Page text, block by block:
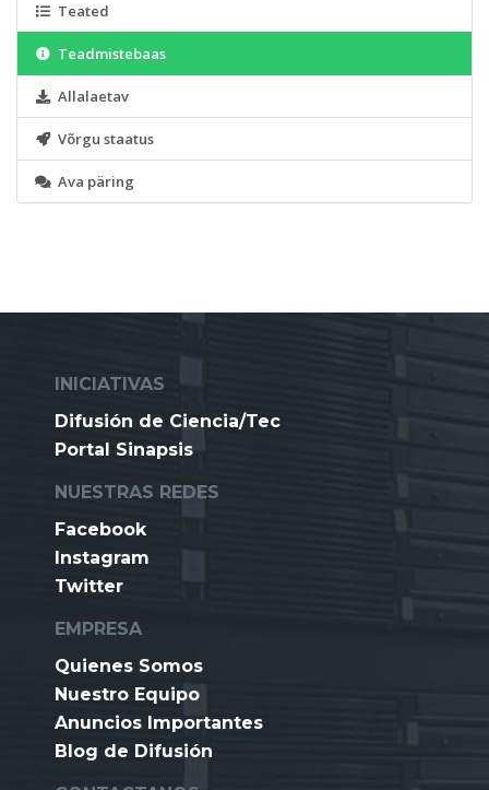
Teated
Teadmistebaas
Allalaetav
Võrgu staatus
Ava päring
INICIATIVAS
Difusión de Ciencia/Tec
Portal Sinapsis
NUESTRAS REDES
Facebook
Instagram
Twitter
EMPRESA
Quienes Somos
Nuestro Equipo
Anuncios Importantes
Blog de Difusión